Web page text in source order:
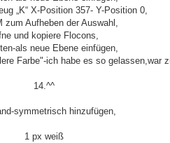
„K“ X-Position 357- Y-Position 0,
zum Aufheben der Auswahl,
und kopiere Flocons,
als neue Ebene einfügen,
Farbe"-ich habe es so gelassen,war
14.^^
symmetrisch hinzufügen,
1 px weiß